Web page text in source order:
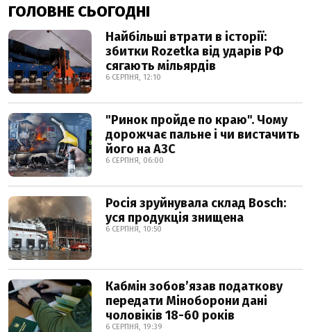
ГОЛОВНЕ СЬОГОДНІ
Найбільші втрати в історії:
збитки Rozetka від ударів РФ
сягають мільярдів
6 СЕРПНЯ, 12:10
"Ринок пройде по краю". Чому
дорожчає пальне і чи вистачить
його на АЗС
6 СЕРПНЯ, 06:00
Росія зруйнувала склад Bosch:
уся продукція знищена
6 СЕРПНЯ, 10:50
Кабмін зобовʼязав податкову
передати Міноборони дані
чоловіків 18-60 років
6 СЕРПНЯ, 19:39